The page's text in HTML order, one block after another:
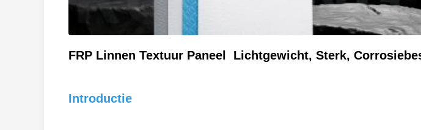
FRP Linnen Textuur Paneel Lichtgewicht, Sterk,
Introductie